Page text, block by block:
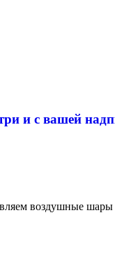
и с вашей
воздушные шары